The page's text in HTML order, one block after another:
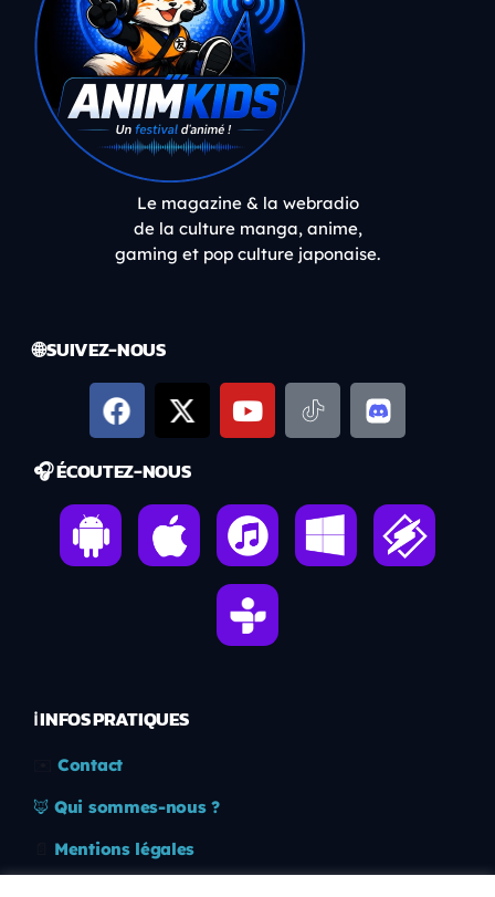
Le magazine & la webradio
de la culture manga, anime,
gaming et pop culture japonaise.
🌐 SUIVEZ-NOUS
🎧 ÉCOUTEZ-NOUS
ℹ️ INFOS PRATIQUES
Contact
🦊 Qui sommes-nous ?
Mentions légales